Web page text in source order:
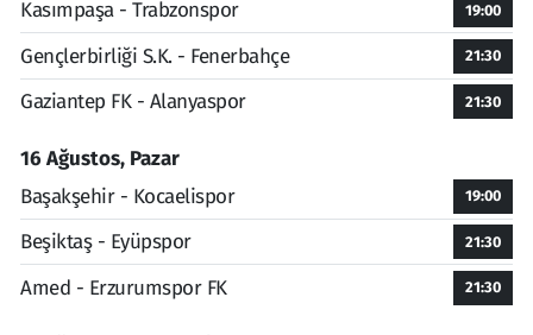
Kasımpaşa - Trabzonspor 19:00
Gençlerbirliği S.K. - Fenerbahçe 21:30
Gaziantep FK - Alanyaspor 21:30
16 Ağustos, Pazar
Başakşehir - Kocaelispor
19:00
Beşiktaş - Eyüpspor 21:30
Amed - Erzurumspor FK 21:30